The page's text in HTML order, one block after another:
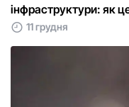
інфраструктури: як
11 грудня